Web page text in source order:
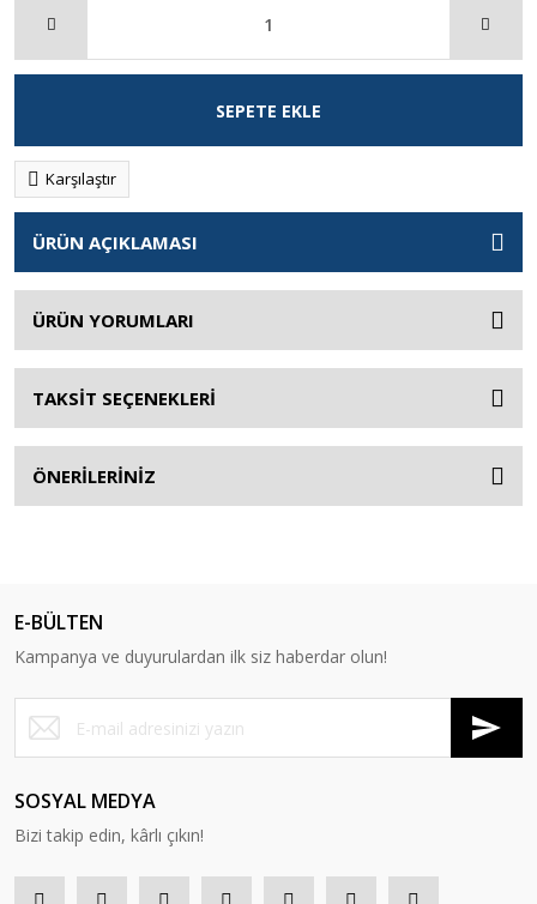
SEPETE EKLE
Karşılaştır
ÜRÜN AÇIKLAMASI
ÜRÜN YORUMLARI
TAKSİT SEÇENEKLERİ
ÖNERİLERİNİZ
E-BÜLTEN
Kampanya ve duyurulardan ilk siz haberdar olun!
SOSYAL MEDYA
Bizi takip edin, kârlı çıkın!